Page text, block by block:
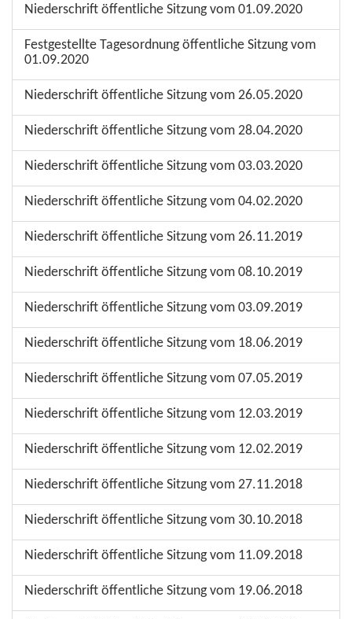
Niederschrift öffentliche Sitzung vom 01.09.2020
Festgestellte Tagesordnung öffentliche Sitzung vom
01.09.2020
Niederschrift öffentliche Sitzung vom 26.05.2020
Niederschrift öffentliche Sitzung vom 28.04.2020
Niederschrift öffentliche Sitzung vom 03.03.2020
Niederschrift öffentliche Sitzung vom 04.02.2020
Niederschrift öffentliche Sitzung vom 26.11.2019
Niederschrift öffentliche Sitzung vom 08.10.2019
Niederschrift öffentliche Sitzung vom 03.09.2019
Niederschrift öffentliche Sitzung vom 18.06.2019
Niederschrift öffentliche Sitzung vom 07.05.2019
Niederschrift öffentliche Sitzung vom 12.03.2019
Niederschrift öffentliche Sitzung vom 12.02.2019
Niederschrift öffentliche Sitzung vom 27.11.2018
Niederschrift öffentliche Sitzung vom 30.10.2018
Niederschrift öffentliche Sitzung vom 11.09.2018
Niederschrift öffentliche Sitzung vom 19.06.2018